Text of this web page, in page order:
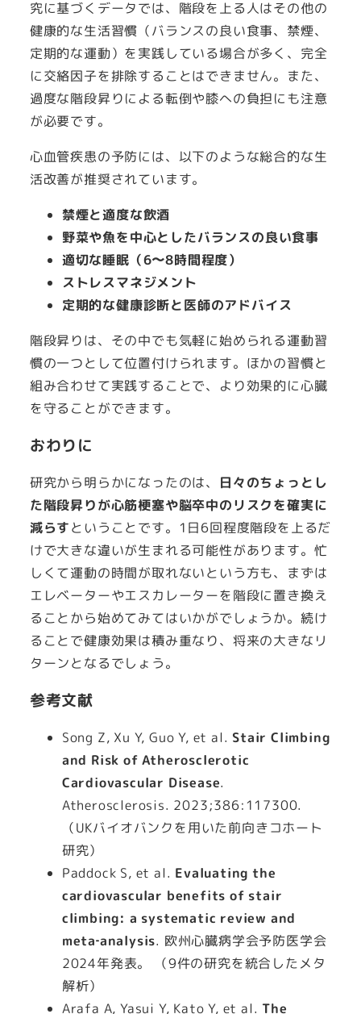
究に基づくデータでは、階段を上る人はその他の
健康的な生活習慣（バランスの良い食事、禁煙、
定期的な運動）を実践している場合が多く、完全
に交絡因子を排除することはできません。また、
過度な階段昇りによる転倒や膝への負担にも注意
が必要です。
心血管疾患の予防には、以下のような総合的な生
活改善が推奨されています。
禁煙と適度な飲酒
野菜や魚を中心としたバランスの良い食事
適切な睡眠（6〜8時間程度）
ストレスマネジメント
定期的な健康診断と医師のアドバイス
階段昇りは、その中でも気軽に始められる運動習
慣の一つとして位置付けられます。ほかの習慣と
組み合わせて実践することで、より効果的に心臓
を守ることができます。
おわりに
研究から明らかになったのは、 日々のちょっとし
た階段昇りが心筋梗塞や脳卒中のリスクを確実に
減らすということです。1日6回程度階段を上るだ
けで大きな違いが生まれる可能性があります。忙
しくて運動の時間が取れないという方も、まずは
エレベーターやエスカレーターを階段に置き換え
ることから始めてみてはいかがでしょうか。続け
ることで健康効果は積み重なり、将来の大きなリ
ターンとなるでしょう。
参考文献
Song Z, Xu Y, Guo Y, et al. Stair Climbing
and Risk of Atherosclerotic
Cardiovascular Disease.
Atherosclerosis. 2023;386:117300.
（UKバイオバンクを用いた前向きコホート
研究）
Paddock S, et al. Evaluating the
cardiovascular benefits of stair
climbing: a systematic review and
meta‑analysis. 欧州心臓病学会予防医学会
2024年発表。 （9件の研究を統合したメタ
解析）
Arafa A, Yasui Y, Kato Y, et al. The